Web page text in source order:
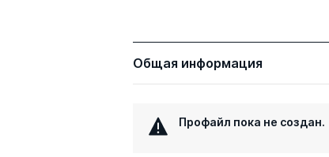
Общая информация
Профайл пока не создан.